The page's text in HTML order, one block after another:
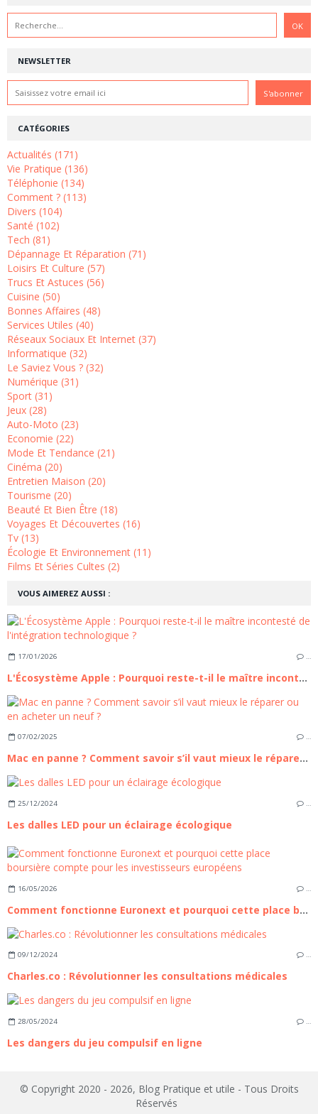
NEWSLETTER
VOUS AIMEREZ AUSSI :
17/01/2026 …
L'Écosystème Apple : Pourquoi reste-t-il le maître incontesté de l'intégration technologique ?
07/02/2025 …
Mac en panne ? Comment savoir s’il vaut mieux le réparer ou en acheter un neuf ?
25/12/2024 …
Les dalles LED pour un éclairage écologique
16/05/2026 …
Comment fonctionne Euronext et pourquoi cette place boursière compte pour les investisseurs européens
09/12/2024 …
Charles.co : Révolutionner les consultations médicales
28/05/2024 …
Les dangers du jeu compulsif en ligne
CATÉGORIES
Actualités (171)
Vie Pratique (136)
Téléphonie (134)
Comment ? (113)
Divers (104)
Santé (102)
Tech (81)
Dépannage Et Réparation (71)
Loisirs Et Culture (57)
Trucs Et Astuces (56)
Cuisine (50)
Bonnes Affaires (48)
Services Utiles (40)
Réseaux Sociaux Et Internet (37)
Informatique (32)
Le Saviez Vous ? (32)
Numérique (31)
Sport (31)
Jeux (28)
Auto-Moto (23)
Economie (22)
Mode Et Tendance (21)
Cinéma (20)
Entretien Maison (20)
Tourisme (20)
Beauté Et Bien Être (18)
Voyages Et Découvertes (16)
Tv (13)
Écologie Et Environnement (11)
Films Et Séries Cultes (2)
© Copyright 2020 - 2026, Blog Pratique et utile - Tous Droits
Réservés